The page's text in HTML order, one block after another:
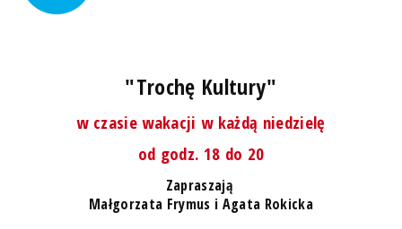
"Trochę Kultury"
w czasie wakacji w każdą niedzielę
od godz. 18 do 20
Zapraszają
Małgorzata Frymus i Agata Rokicka